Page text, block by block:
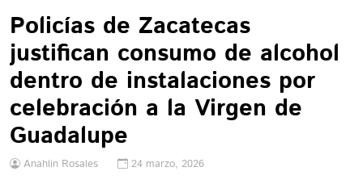
Policías de Zacatecas
justifican consumo de alcohol
dentro de instalaciones por
celebración a la Virgen de
Guadalupe
Anahlin Rosales 24 marzo, 2026